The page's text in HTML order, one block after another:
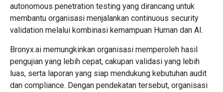
autonomous penetration testing yang dirancang untuk
membantu organisasi menjalankan continuous security
validation melalui kombinasi kemampuan Human dan AI.
Bronyx.ai memungkinkan organisasi memperoleh hasil
pengujian yang lebih cepat, cakupan validasi yang lebih
luas, serta laporan yang siap mendukung kebutuhan audit
dan compliance. Dengan pendekatan tersebut, organisasi